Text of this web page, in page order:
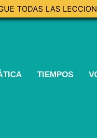
TODAS LAS
TIEMPOS